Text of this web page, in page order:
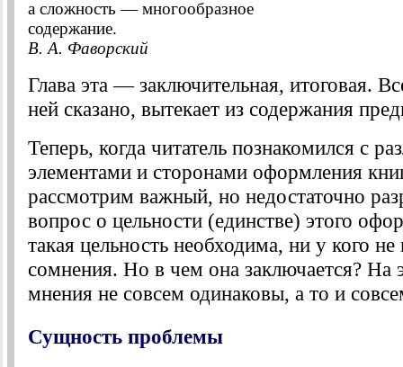
а сложность — многообразное
содержание.
В. А. Фаворский
Глава эта — заключительная, итоговая.
ней сказано, вытекает из содержания
Теперь, когда читатель познакомился с
элементами и сторонами оформления
рассмотрим важный, но недостаточно
вопрос о цельности (единстве) этого
такая цельность необходима, ни у кого не
сомнения. Но в чем она заключается? На
мнения не совсем одинаковы, а то и
Сущность проблемы